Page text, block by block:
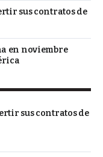
sus contratos de
en noviembre
sus contratos de